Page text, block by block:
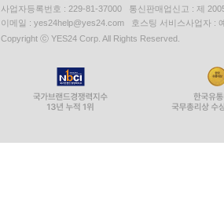
사업자등록번호 : 229-81-37000 통신판매업신고 : 제
이메일 : yes24help@yes24.com 호스팅 서비스사업자 :
Copyright ⓒ YES24 Corp. All Rights Reserved.